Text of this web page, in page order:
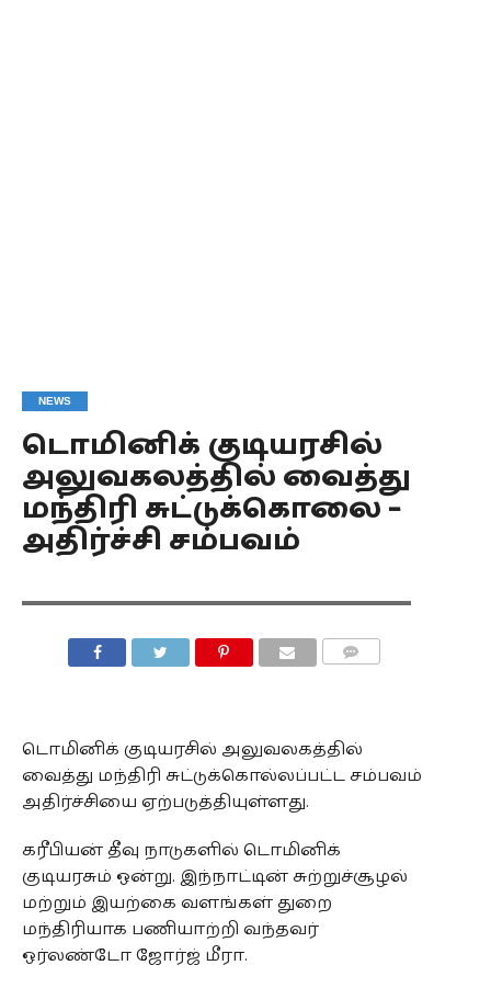
NEWS
டொமினிக் குடியரசில்
அலுவகலத்தில் வைத்து
மந்திரி சுட்டுக்கொலை –
அதிர்ச்சி சம்பவம்
டொமினிக் குடியரசில் அலுவலகத்தில்
வைத்து மந்திரி சுட்டுக்கொல்லப்பட்ட சம்பவம்
அதிர்ச்சியை ஏற்படுத்தியுள்ளது.
கரீபியன் தீவு நாடுகளில் டொமினிக்
குடியரசும் ஒன்று. இந்நாட்டின் சுற்றுச்சூழல்
மற்றும் இயற்கை வளங்கள் துறை
மந்திரியாக பணியாற்றி வந்தவர்
ஒர்லண்டோ ஜோர்ஜ் மீரா.